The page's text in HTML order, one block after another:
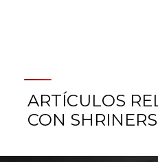
ARTÍCULOS
CON